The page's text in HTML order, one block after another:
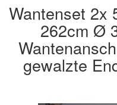
Wantenset 2x
262cm Ø
gewalzte